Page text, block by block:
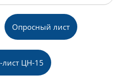
Опросный лист
лист ЦН-15